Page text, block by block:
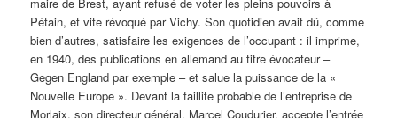
maire de Brest, ayant refusé de voter les pleins pouvoirs à
Pétain, et vite révoqué par Vichy. Son quotidien avait dû, comme
bien d’autres, satisfaire les exigences de l’occupant : il imprime,
en 1940, des publications en allemand au titre évocateur –
Gegen England par exemple – et salue la puissance de la «
Nouvelle Europe ». Devant la faillite probable de l’entreprise de
Morlaix, son directeur général, Marcel Coudurier, accepte l’entrée